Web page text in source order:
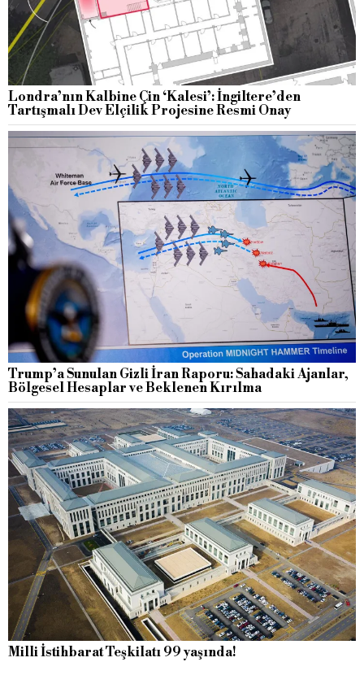
Londra’nın Kalbine Çin ‘Kalesi’: İngiltere’den
Tartışmalı Dev Elçilik Projesine Resmi Onay
Trump’a Sunulan Gizli İran Raporu: Sahadaki Ajanlar,
Bölgesel Hesaplar ve Beklenen Kırılma
Milli İstihbarat Teşkilatı 99 yaşında!